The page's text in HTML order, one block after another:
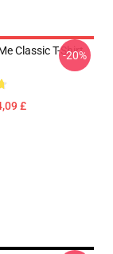
Classic T-Shirt
£
-20%